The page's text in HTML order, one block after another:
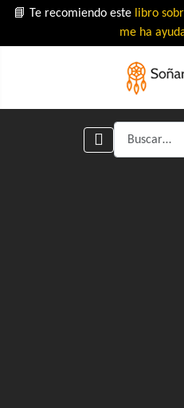
📘 Te recomiendo este libro
me ha
Buscar